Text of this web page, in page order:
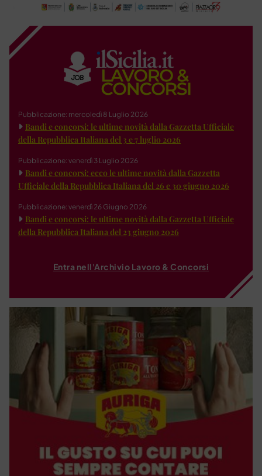
Pubblicazione: mercoledì 8 Luglio 2026
Bandi e concorsi: le ultime novità dalla Gazzetta Ufficiale
della Repubblica Italiana del 3 e 7 luglio 2026
Pubblicazione: venerdì 3 Luglio 2026
Bandi e concorsi: ecco le ultime novità dalla Gazzetta
Ufficiale della Repubblica Italiana del 26 e 30 giugno 2026
Pubblicazione: venerdì 26 Giugno 2026
Bandi e concorsi: le ultime novità dalla Gazzetta Ufficiale
della Repubblica Italiana del 23 giugno 2026
Entra nell'Archivio Lavoro & Concorsi